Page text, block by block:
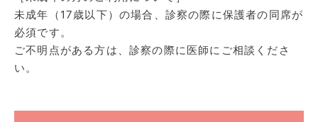
未成年（17歳以下）の場合、診察の際に保護者の同席が
必須です。
ご不明点がある方は、診察の際に医師にご相談くださ
い。